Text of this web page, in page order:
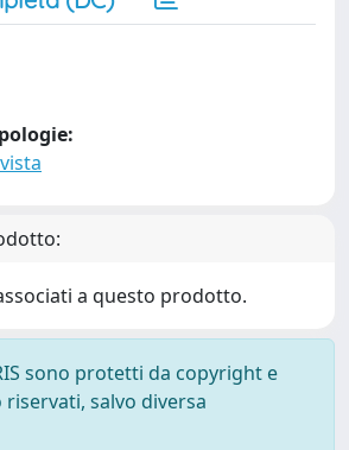
a questo prodotto.
sono protetti da copyright e
salvo diversa